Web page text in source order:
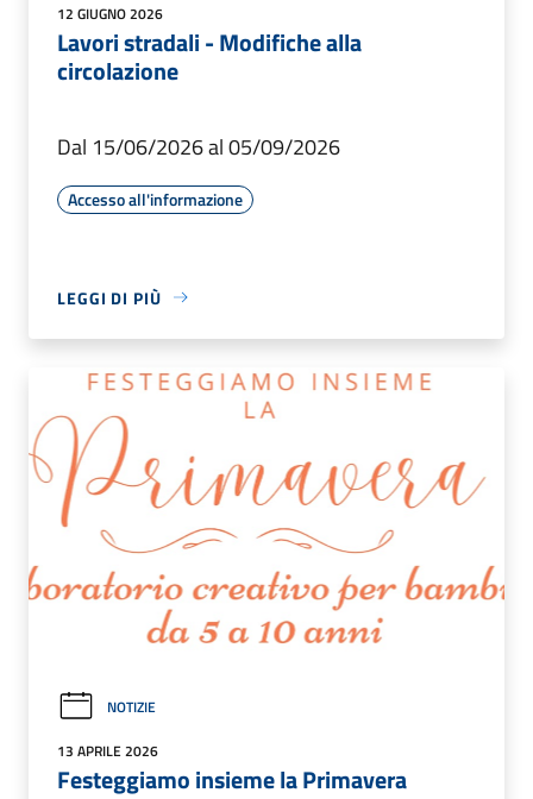
12 GIUGNO 2026
Lavori stradali - Modifiche alla
circolazione
Dal 15/06/2026 al 05/09/2026
Accesso all'informazione
LEGGI DI PIÙ
NOTIZIE
13 APRILE 2026
Festeggiamo insieme la Primavera